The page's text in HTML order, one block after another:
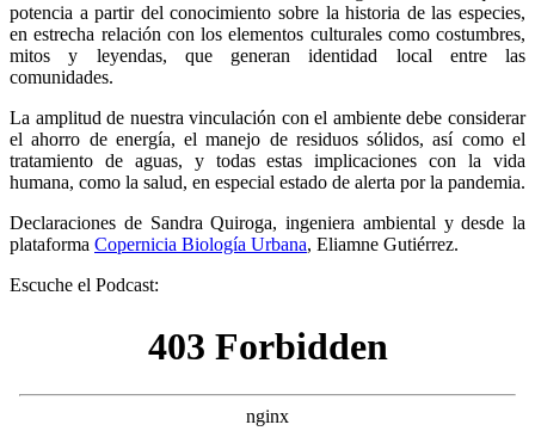
potencia a partir del conocimiento sobre la historia de las especies,
en estrecha relación con los elementos culturales como costumbres,
mitos y leyendas, que generan identidad local entre las
comunidades.
La amplitud de nuestra vinculación con el ambiente debe considerar
el ahorro de energía, el manejo de residuos sólidos, así como el
tratamiento de aguas, y todas estas implicaciones con la vida
humana, como la salud, en especial estado de alerta por la pandemia.
Declaraciones de Sandra Quiroga, ingeniera ambiental y desde la
plataforma Copernicia Biología Urbana, Eliamne Gutiérrez.
Escuche el Podcast: